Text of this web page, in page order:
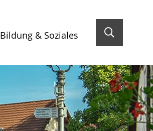
Bildung & Soziales